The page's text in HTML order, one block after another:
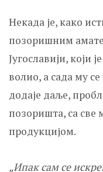
Некада је, како
позоришним
Југославији, који
волио, а сада му
додаје даље,
позоришта, са
продукцијом.
„Ипак сам се